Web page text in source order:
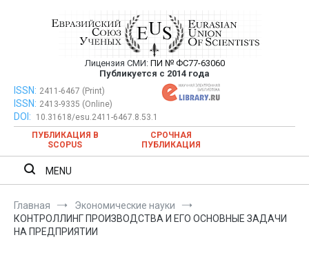
Евразийский Союз Ученых —
публикация научных статей в
ежемесячном научном журнале
Лицензия СМИ: ПИ № ФС77-63060
Публикуется с 2014 года
Евразийский Союз Ученых — публикация научных статей в
ежемесячном научном журнале
ISSN: 2411-6467 (Print)
ISSN: 2413-9335 (Online)
DOI:
10.31618/esu.2411-6467.8.53.1
ПУБЛИКАЦИЯ В
SCOPUS
СРОЧНАЯ
ПУБЛИКАЦИЯ
MENU
Главная
Экономические науки
КОНТРОЛЛИНГ ПРОИЗВОДСТВА И ЕГО ОСНОВНЫЕ ЗАДАЧИ
НА ПРЕДПРИЯТИИ